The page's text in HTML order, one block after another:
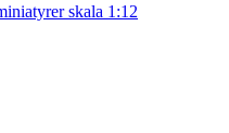
skala 1:12